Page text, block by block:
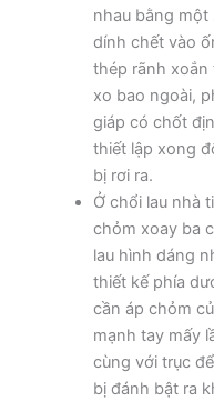
nhau bằng
dính chết vào
thép rãnh xoắn
xo bao ngoài,
giáp có chốt
thiết lập xong
bị rơi ra.
Ở chổi lau nhà
chỏm xoay ba
lau hình dáng
thiết kế phía
cần áp chỏm
mạnh tay mấy
cùng với trục
bị đánh bật ra